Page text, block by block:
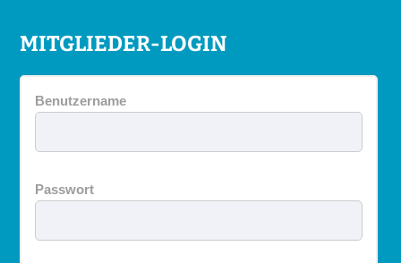
MITGLIEDER-LOGIN
Benutzername
Passwort